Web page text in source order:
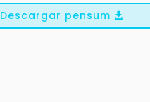
Descargar pensum